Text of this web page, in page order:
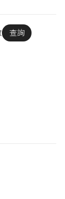
查詢